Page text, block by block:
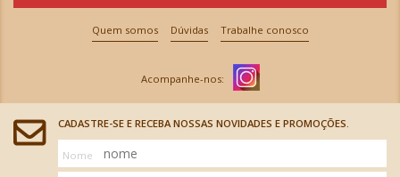
Quem somos Dúvidas Trabalhe conosco
CADASTRE-SE E RECEBA NOSSAS NOVIDADES E PROMOÇÕES.
Nome